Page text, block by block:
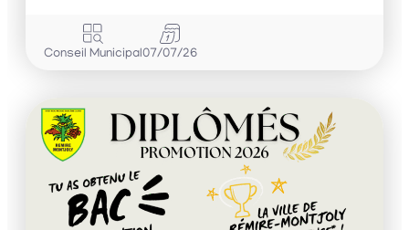
Conseil Municipal07/07/26